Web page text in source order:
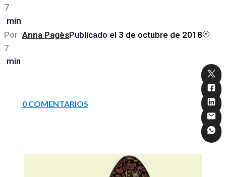
7
min
Por Anna PagèsPublicado el 3 de octubre de 2018
7
min
0 COMENTARIOS